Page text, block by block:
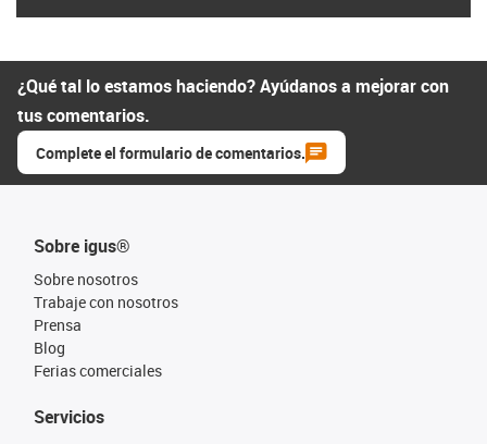
¿Qué tal lo estamos haciendo? Ayúdanos a mejorar con
tus comentarios.
Complete el formulario de comentarios.
Sobre igus®
Sobre nosotros
Trabaje con nosotros
Prensa
Blog
Ferias comerciales
Servicios